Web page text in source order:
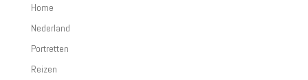
Home
Nederland
Portretten
Reizen